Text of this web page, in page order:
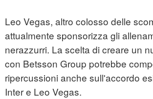
Leo Vegas, altro colosso delle
attualmente sponsorizza gli
nerazzurri. La scelta di creare un
con Betsson Group potrebbe
ripercussioni anche sull'accordo
Inter e Leo Vegas.